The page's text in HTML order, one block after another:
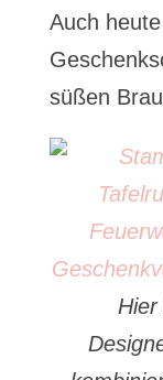
Auch
süßen